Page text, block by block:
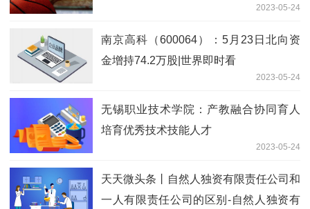
2023-05-24
南京高科（600064）：5月23日北向资
金增持74.2万股|世界即时看
2023-05-24
无锡职业技术学院：产教融合协同育人
培育优秀技术技能人才
2023-05-24
天天微头条丨自然人独资有限责任公司和
一人有限责任公司的区别-自然人独资有